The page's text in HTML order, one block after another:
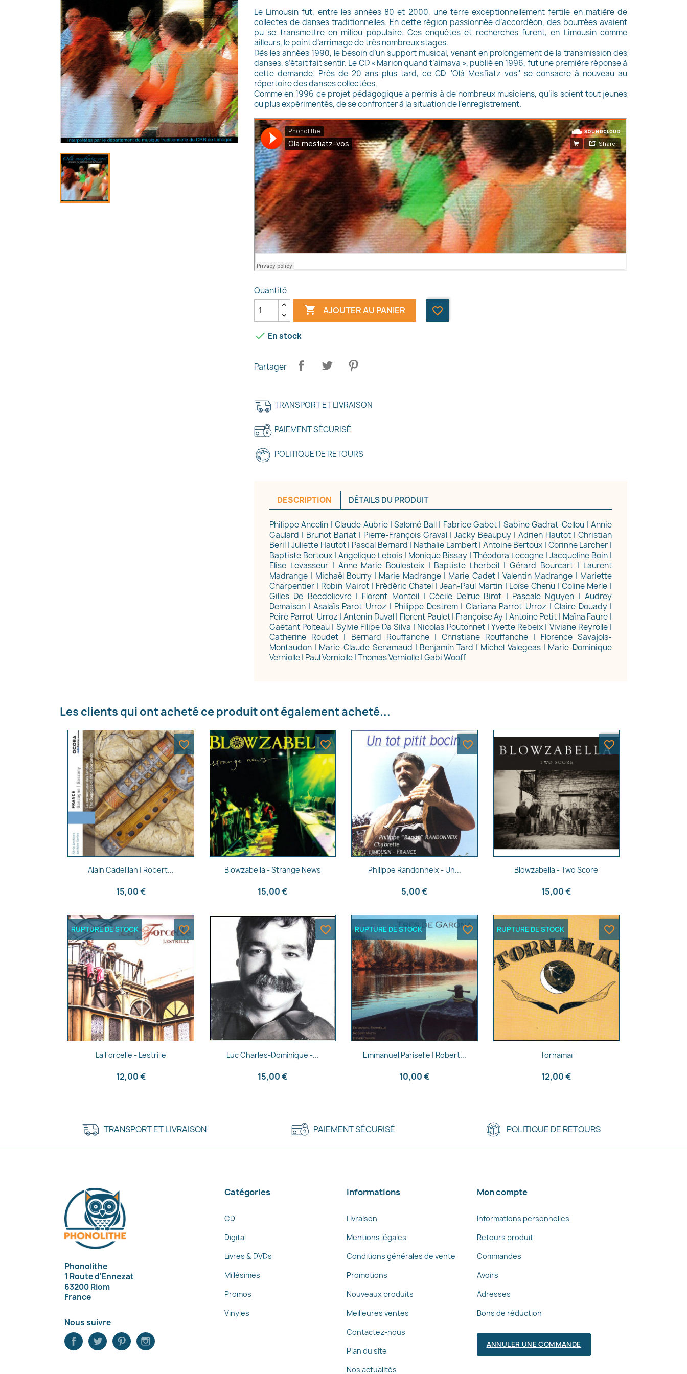
Le Limousin fut, entre les années 80 et 2000, une terre exceptionnellement fertile en matière de
collectes de danses traditionnelles. En cette région passionnée d’accordéon, des bourrées avaient
pu se transmettre en milieu populaire. Ces enquêtes et recherches furent, en Limousin comme
ailleurs, le point d’arrimage de très nombreux stages.
Dès les années 1990, le besoin d’un support musical, venant en prolongement de la transmission des
danses, s’était fait sentir. Le CD « Marion quand t’aimava », publié en 1996, fut une première réponse à
cette demande. Près de 20 ans plus tard, ce CD ''Olà Mesfiatz-vos'' se consacre à nouveau au
répertoire des danses collectées.
Comme en 1996 ce projet pédagogique a permis à de nombreux musiciens, qu’ils soient tout jeunes
ou plus expérimentés, de se confronter à la situation de l’enregistrement.
Quantité
 AJOUTER AU PANIER favorite_border
 En stock
Partager
TRANSPORT ET LIVRAISON
PAIEMENT SÉCURISÉ
POLITIQUE DE RETOURS
DESCRIPTION DÉTAILS DU PRODUIT
Philippe Ancelin | Claude Aubrie | Salomé Ball | Fabrice Gabet | Sabine Gadrat-Cellou | Annie
Gaulard | Brunot Bariat | Pierre-François Graval | Jacky Beaupuy | Adrien Hautot | Christian
Beril | Juliette Hautot | Pascal Bernard | Nathalie Lambert | Antoine Bertoux | Corinne Larcher |
Baptiste Bertoux | Angelique Lebois | Monique Bissay | Théodora Lecogne | Jacqueline Boin |
Elise Levasseur | Anne-Marie Boulesteix | Baptiste Lherbeil | Gérard Bourcart | Laurent
Madrange | Michaël Bourry | Marie Madrange | Marie Cadet | Valentin Madrange | Mariette
Charpentier | Robin Mairot | Frédéric Chatel | Jean-Paul Martin | Loïse Chenu | Coline Merle |
Gilles De Becdelievre | Florent Monteil | Cécile Delrue-Birot | Pascale Nguyen | Audrey
Demaison | Asalaïs Parot-Urroz | Philippe Destrem | Clariana Parrot-Urroz | Claire Douady |
Peire Parrot-Urroz | Antonin Duval | Florent Paulet | Françoise Ay | Antoine Petit | Maïna Faure |
Gaëtant Polteau | Sylvie Filipe Da Silva | Nicolas Poutonnet | Yvette Rebeix | Viviane Reyrolle |
Catherine Roudet | Bernard Rouffanche | Christiane Rouffanche | Florence Savajols-
Montaudon | Marie-Claude Senamaud | Benjamin Tard | Michel Valegeas | Marie-Dominique
Verniolle | Paul Verniolle | Thomas Verniolle | Gabi Wooff
Les clients qui ont acheté ce produit ont également acheté...
Aperçu rapide
Alain Cadeillan | Robert...
15,00 €
favorite_border
Aperçu rapide
Blowzabella - Strange News
15,00 €
favorite_border
Aperçu rapide
Philippe Randonneix - Un...
5,00 €
favorite_border
Aperçu rapide
Blowzabella - Two Score
15,00 €
favorite_border
Aperçu rapide
La Forcelle - Lestrille
12,00 €
RUPTURE DE STOCK favorite_border
Aperçu rapide
Luc Charles-Dominique -...
15,00 €
favorite_border
Aperçu rapide
Emmanuel Pariselle | Robert...
10,00 €
RUPTURE DE STOCK favorite_border
Aperçu rapide
Tornamaï
12,00 €
RUPTURE DE STOCK favorite_border
Créer une liste d'envies ×
Nom de la liste d'envies
Annuler Créer une liste d'envies
TRANSPORT ET LIVRAISON PAIEMENT SÉCURISÉ POLITIQUE DE RETOURS
Phonolithe
1 Route d'Ennezat
63200 Riom
France
Nous suivre
Catégories
CD
Digital
Livres & DVDs
Millésimes
Promos
Vinyles
Informations
Livraison
Mentions légales
Conditions générales de vente
Promotions
Nouveaux produits
Meilleures ventes
Contactez-nous
Plan du site
Nos actualités
Mon compte
Informations personnelles
Retours produit
Commandes
Avoirs
Adresses
Bons de réduction
ANNULER UNE COMMANDE